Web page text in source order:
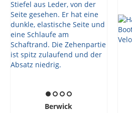
Berwick